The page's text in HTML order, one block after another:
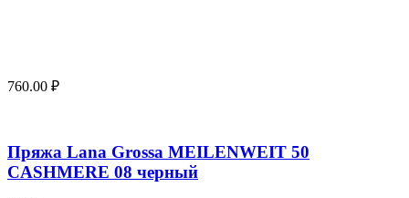
760.00 ₽
Пряжа Lana Grossa MEILENWEIT 50
CASHMERE 08 черный